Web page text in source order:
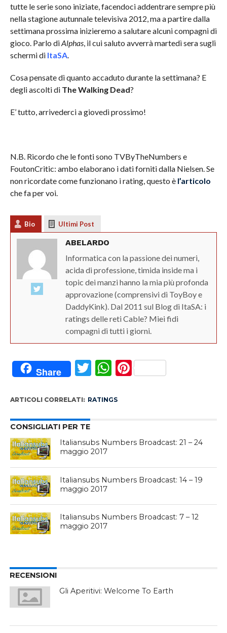
tutte le serie sono iniziate, facendoci addentrare sempre più
nella stagione autunnale televisiva 2012, ma a partire dalla
settimana prossima inizieremo a salutare alcuni compagni di
gioco. Parlo diAlphas, il cui saluto avverrà martedì sera sugli
schermi di ItaSA.
Cosa pensate di quanto accaduto durante la settimana? E
degli ascolti di The Walking Dead?
E’ tutto, arrivederci a giovedì prossimo!
N.B. Ricordo che le fonti sono TVByTheNumbers e
FoutonCritic: ambo elaborano i dati forniti dalla Nielsen. Se
non ricordate come funzionano i rating, questo è l’articolo
che fa per voi.
Bio Ultimi Post
ABELARDO
Informatica con la passione dei numeri,
acida di professione, timida inside ma i
topic dei manzi hanno la mia più profonda
approvazione (comprensivi di ToyBoy e
DaddyKink). Dal 2011 sul Blog di ItaSA: i
ratings delle reti Cable? Miei fidi
compagni di tutti i giorni.
Share Twitter
WhatsApp
Pinterest
ARTICOLI CORRELATI: RATINGS
CONSIGLIATI PER TE
Italiansubs Numbers Broadcast: 21 – 24
maggio 2017
Italiansubs Numbers Broadcast: 14 – 19
maggio 2017
Italiansubs Numbers Broadcast: 7 – 12
maggio 2017
RECENSIONI
Gli Aperitivi: Welcome To Earth